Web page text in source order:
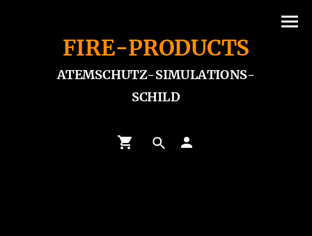
FIRE-PRODUCTS
ATEMSCHUTZ-SIMULATIONS-
SCHILD